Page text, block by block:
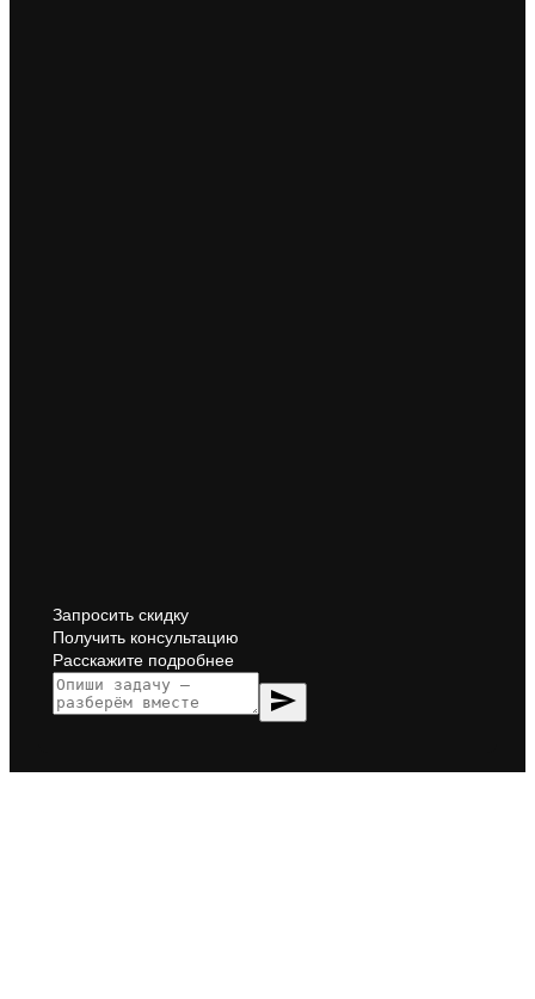
Запросить скидку
Получить консультацию
Расскажите подробнее
send